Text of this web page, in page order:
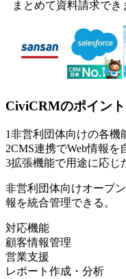
まとめて資料請求でき
CiviCRMのポイント
1非営利団体向けの各機
2CMS連携でWeb情報を
3拡張機能で用途に応じ
非営利団体向けオープ
報を統合管理できる。
対応機能
顧客情報管理
営業支援
レポート作成・分析